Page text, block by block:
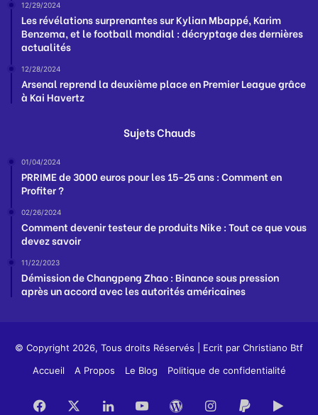
12/29/2024
Les révélations surprenantes sur Kylian Mbappé, Karim
Benzema, et le football mondial : décryptage des dernières
actualités
12/28/2024
Arsenal reprend la deuxième place en Premier League grâce
à Kai Havertz
Sujets Chauds
01/04/2024
PRRIME de 3000 euros pour les 15-25 ans : Comment en
Profiter ?
02/26/2024
Comment devenir testeur de produits Nike : Tout ce que vous
devez savoir
11/22/2023
Démission de Changpeng Zhao : Binance sous pression
après un accord avec les autorités américaines
© Copyright 2026, Tous droits Réservés | Ecrit par Christiano Btf
Accueil
A Propos Le Blog Politique de confidentialité
Facebook LinkedinYouTubeWordPress
Instagram
PayPal